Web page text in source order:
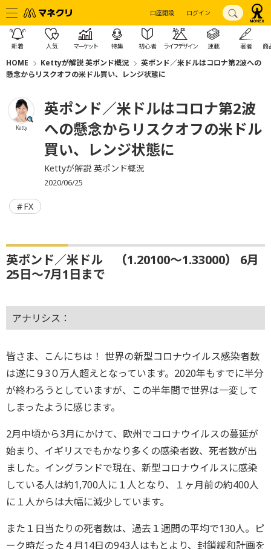
口座開設 ログイン
新着 人気 マーケット 特集 初心者 ライフデザイン 連載 著者 商
HOME Kettyが解説 英ポンド概況
英ポンド／米ドルはコロナ第2波への
懸念からリスクオフの米ドル買い、レンジ状態に
Ketty
英ポンド／米ドルはコロナ第2波
への懸念からリスクオフの米ドル
買い、レンジ状態に
Kettyが解説 英ポンド概況
2020/06/25
FX
英ポンド／米ドル （1.20100〜1.33000）
6月
25日〜7月1日まで
アナリシス：
皆さま、こんにちは！ 世界の新型コロナウイルス感染者数
は遂に９3０万人超えとなっています。2020年もすでに半分
が終わろうとしていますが、この半年間で世界は一変して
しまったように感じます。
2月中頃から3月にかけて、欧州でコロナウイルスの蔓延が
始まり、イギリスでもかなり多くの感染者数、死者数が出
ました。イングランドで現在、新型コロナウイルスに感染
している人は約1,700人に１人となり、１ヶ月前の約400人
に１人からは大幅に減少しています。
また１日当たりの死者数は、過去１週間の平均で130人。ピ
ーク時だった４月14日の943人はもとより、封鎖緩和計画を